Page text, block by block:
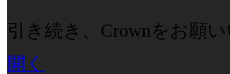
引き続き、Crownをお願
開く